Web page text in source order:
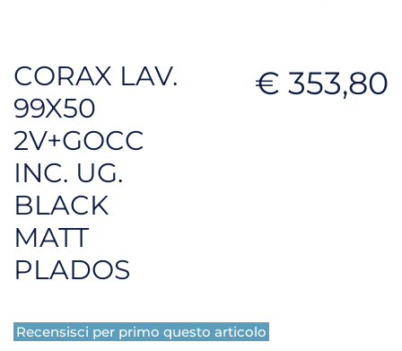
CORAX LAV.
99X50
2V+GOCC
INC. UG.
BLACK
MATT
PLADOS
€ 353,80
Recensisci per primo questo articolo